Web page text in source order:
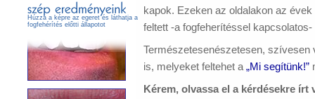
Húzza a képre az egeret és láthatja a
fogfehérítés előtti állapotot
kapok. Ezeken az oldalakon az
feltett -a fogfeherítéssel
Természetesenészetesen,
is, melyeket feltehet a „Mi segítünk!”
Kérem, olvassa el a kérdésekre írt